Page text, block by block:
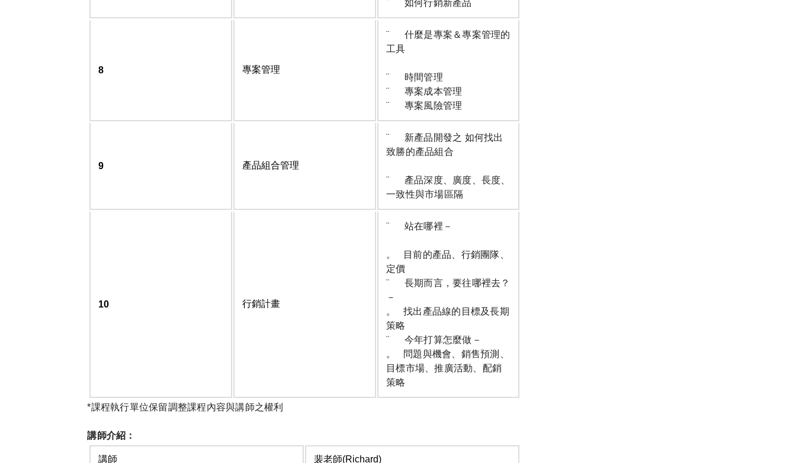
¨ 如何行銷新產品
8 專案管理
¨ 什麼是專案＆專案管理的
工具
¨ 時間管理
¨ 專案成本管理
¨ 專案風險管理
9 產品組合管理
¨ 新產品開發之 如何找出
致勝的產品組合
¨ 產品深度、廣度、長度、
一致性與市場區隔
10 行銷計畫
¨ 站在哪裡－
。 目前的產品、行銷團隊、
定價
¨ 長期而言，要往哪裡去？
－
。 找出產品線的目標及長期
策略
¨ 今年打算怎麼做－
。 問題與機會、銷售預測、
目標市場、推廣活動、配銷
策略
*課程執行單位保留調整課程內容與講師之權利
講師介紹：
講師 裴老師(Richard)